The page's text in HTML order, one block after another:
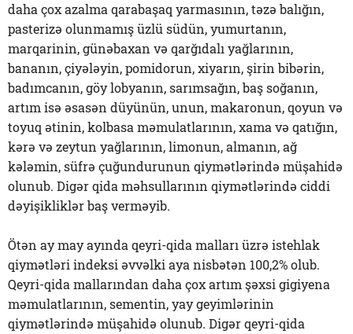
daha çox azalma qarabaşaq yarmasının, təzə balığın,
pasterizə olunmamış üzlü südün, yumurtanın,
marqarinin, günəbaxan və qarğıdalı yağlarının,
bananın, çiyələyin, pomidorun, xiyarın, şirin bibərin,
badımcanın, göy lobyanın, sarımsağın, baş soğanın,
artım isə əsasən düyünün, unun, makaronun, qoyun və
toyuq ətinin, kolbasa məmulatlarının, xama və qatığın,
kərə və zeytun yağlarının, limonun, almanın, ağ
kələmin, süfrə çuğundurunun qiymətlərində müşahidə
olunub. Digər qida məhsullarının qiymətlərində ciddi
dəyişikliklər baş verməyib.
Ötən ay may ayında qeyri-qida malları üzrə istehlak
qiymətləri indeksi əvvəlki aya nisbətən 100,2% olub.
Qeyri-qida mallarından daha çox artım şəxsi gigiyena
məmulatlarının, sementin, yay geyimlərinin
qiymətlərində müşahidə olunub. Digər qeyri-qida